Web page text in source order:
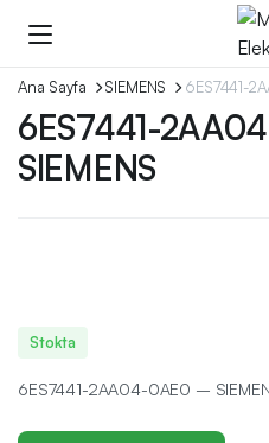
Ana Sayfa SIEMENS 6ES7441-
6ES7441-
SIEMENS
Stokta
6ES7441-2AA04-0AE0 –